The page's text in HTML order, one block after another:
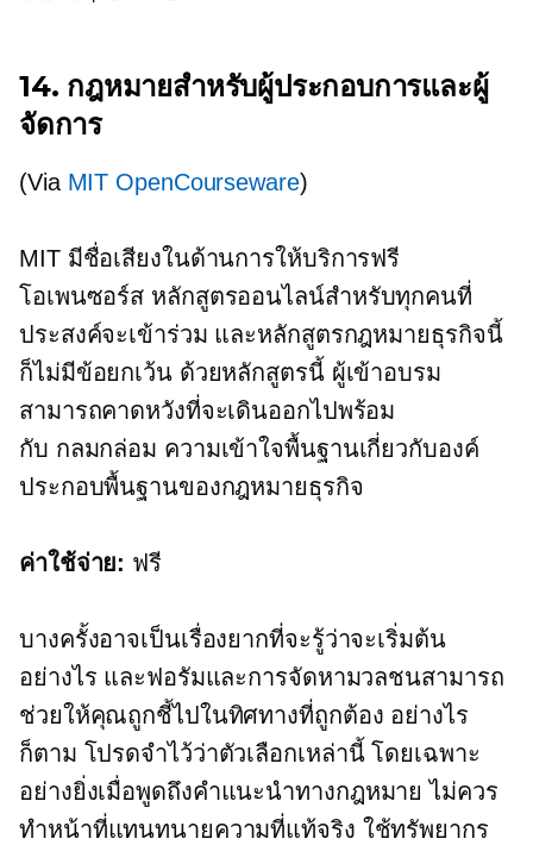
14. กฎหมายสำหรับผู้ประกอบการและผู้
จัดการ
(Via MIT OpenCourseware)
MIT มีชื่อเสียงในด้านการให้บริการฟรี
โอเพนซอร์ส หลักสูตรออนไลน์สำหรับทุกคนที่
ประสงค์จะเข้าร่วม และหลักสูตรกฎหมายธุรกิจนี้
ก็ไม่มีข้อยกเว้น ด้วยหลักสูตรนี้ ผู้เข้าอบรม
สามารถคาดหวังที่จะเดินออกไปพร้อม
กับ กลมกล่อม ความเข้าใจพื้นฐานเกี่ยวกับองค์
ประกอบพื้นฐานของกฎหมายธุรกิจ
ค่าใช้จ่าย: ฟรี
บางครั้งอาจเป็นเรื่องยากที่จะรู้ว่าจะเริ่มต้น
อย่างไร และฟอรัมและการจัดหามวลชนสามารถ
ช่วยให้คุณถูกชี้ไปในทิศทางที่ถูกต้อง อย่างไร
ก็ตาม โปรดจำไว้ว่าตัวเลือกเหล่านี้ โดยเฉพาะ
อย่างยิ่งเมื่อพูดถึงคำแนะนำทางกฎหมาย ไม่ควร
ทำหน้าที่แทนทนายความที่แท้จริง ใช้ทรัพยากร